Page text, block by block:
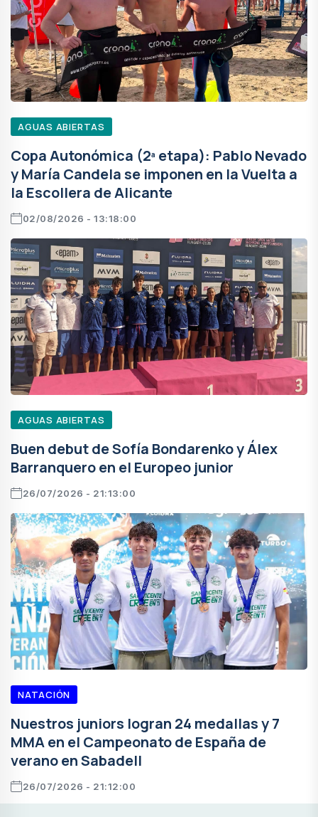
AGUAS ABIERTAS
Copa Autonómica (2ª etapa): Pablo Nevado
y María Candela se imponen en la Vuelta a
la Escollera de Alicante
02/08/2026 - 13:18:00
AGUAS ABIERTAS
Buen debut de Sofía Bondarenko y Álex
Barranquero en el Europeo junior
26/07/2026 - 21:13:00
NATACIÓN
Nuestros juniors logran 24 medallas y 7
MMA en el Campeonato de España de
verano en Sabadell
26/07/2026 - 21:12:00